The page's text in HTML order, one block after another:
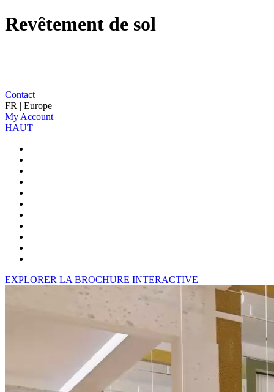
Revêtement de sol
Contact
FR | Europe
My Account
HAUT
EXPLORER LA BROCHURE INTERACTIVE